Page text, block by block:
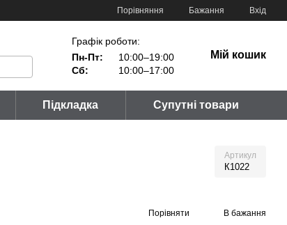
Порівняння Бажання Вхід
Графік роботи:
Пн-Пт:
10:00–19:00
Сб:
10:00–17:00
Мій кошик
Підкладка Супутні товари
Артикул
К1022
Порівняти В бажання